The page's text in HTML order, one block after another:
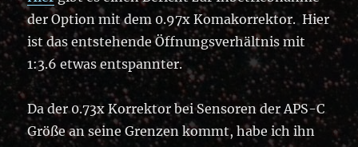
der Option mit dem 0.97x Komakorrektor. Hier
ist das entstehende Öffnungsverhältnis mit
1:3.6 etwas entspannter.
Da der 0.73x Korrektor bei Sensoren der APS-C
Größe an seine Grenzen kommt, habe ich ihn